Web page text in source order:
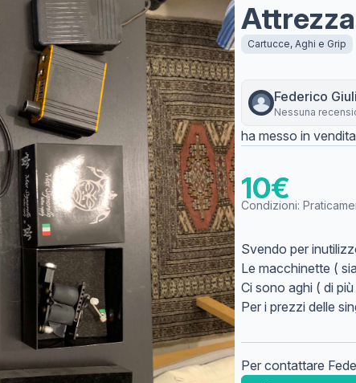
Cartucce, Aghi e Grip
Federico
Nessuna
ha messo in
10€
Condizioni:
Svendo per
Le macchinette (
Ci sono aghi ( di
Per i prezzi delle
Per contattare